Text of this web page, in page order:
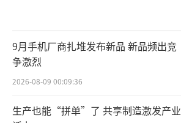
9月手机厂商扎堆发布新品 新品频出竞
争激烈
2026-08-09 00:09:36
生产也能“拼单”了 共享制造激发产业